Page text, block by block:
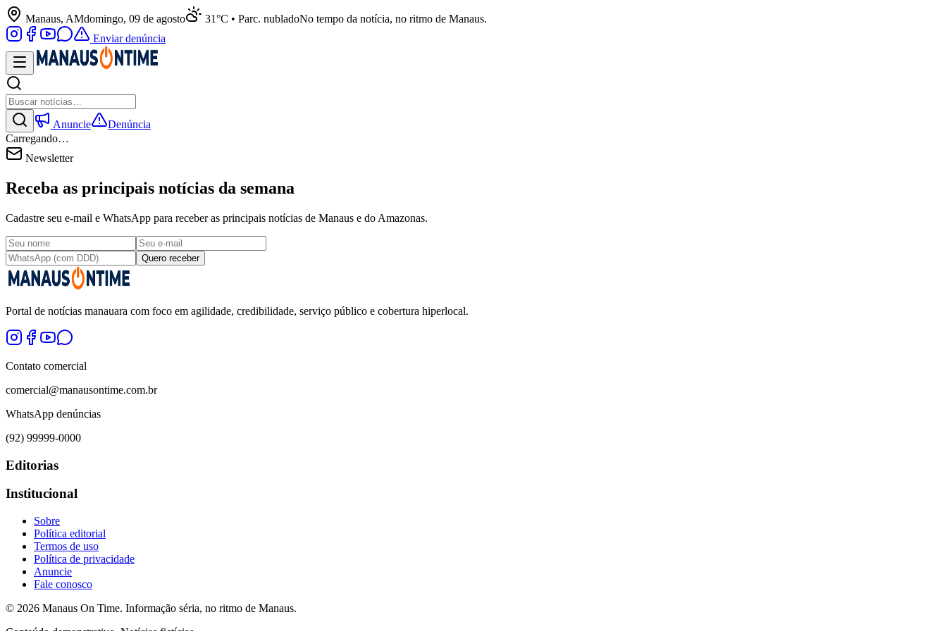
Manaus, AMdomingo, 09 de agosto 31°C • Parc. nubladoNo tempo da notícia, no ritmo de Manaus.
Enviar denúncia
Anuncie
Denúncia
Carregando…
Newsletter
Receba as principais notícias da semana
Cadastre seu e-mail e WhatsApp para receber as principais notícias de Manaus e do Amazonas.
Quero receber
Portal de notícias manauara com foco em agilidade, credibilidade, serviço público e cobertura hiperlocal.
Contato comercial
comercial@manausontime.com.br
WhatsApp denúncias
(92) 99999-0000
Editorias
Institucional
Sobre
Política editorial
Termos de uso
Política de privacidade
Anuncie
Fale conosco
© 2026 Manaus On Time. Informação séria, no ritmo de Manaus.